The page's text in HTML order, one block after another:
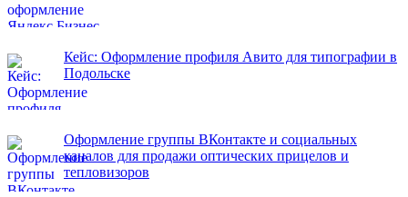
Кейс: Оформление профиля Авито для типографии в
Подольске
Оформление группы ВКонтакте и социальных
каналов для продажи оптических прицелов и
тепловизоров